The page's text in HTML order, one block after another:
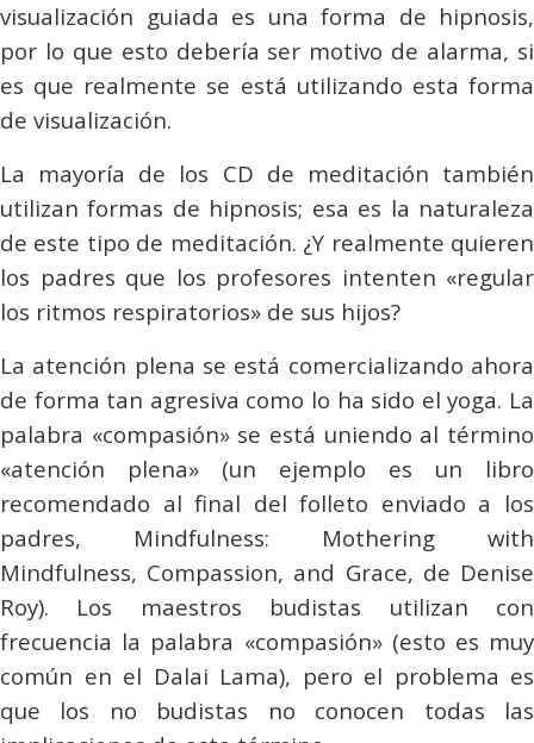
visualización guiada es una forma de hipnosis,
por lo que esto debería ser motivo de alarma, si
es que realmente se está utilizando esta forma
de visualización.
La mayoría de los CD de meditación también
utilizan formas de hipnosis; esa es la naturaleza
de este tipo de meditación. ¿Y realmente quieren
los padres que los profesores intenten «regular
los ritmos respiratorios» de sus hijos?
La atención plena se está comercializando ahora
de forma tan agresiva como lo ha sido el yoga. La
palabra «compasión» se está uniendo al término
«atención plena» (un ejemplo es un libro
recomendado al final del folleto enviado a los
padres, Mindfulness: Mothering with
Mindfulness, Compassion, and Grace, de Denise
Roy). Los maestros budistas utilizan con
frecuencia la palabra «compasión» (esto es muy
común en el Dalai Lama), pero el problema es
que los no budistas no conocen todas las